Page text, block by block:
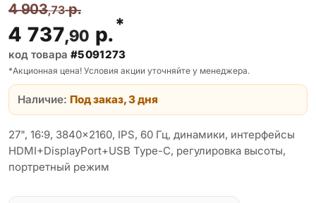
4 903,73р.
4 737,90 р.*
код товара #5091273
*Акционная цена! Условия акции уточняйте у менеджера.
Наличие: Под заказ, 3 дня
27", 16:9, 3840x2160, IPS, 60 Гц, динамики, интерфейсы
HDMI+DisplayPort+USB Type-C, регулировка высоты,
портретный режим